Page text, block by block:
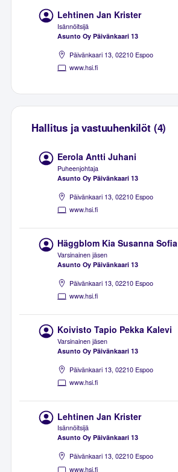
Lehtinen Jan Krister
Isännöitsijä
Asunto Oy Päivänkaari 13
Päivänkaari 13, 02210 Espoo
www.hsi.fi
Hallitus ja vastuuhenkilöt (4)
Eerola Antti Juhani
Puheenjohtaja
Asunto Oy Päivänkaari 13
Päivänkaari 13, 02210 Espoo
www.hsi.fi
Häggblom Kia Susanna Sofia
Varsinainen jäsen
Asunto Oy Päivänkaari 13
Päivänkaari 13, 02210 Espoo
www.hsi.fi
Koivisto Tapio Pekka Kalevi
Varsinainen jäsen
Asunto Oy Päivänkaari 13
Päivänkaari 13, 02210 Espoo
www.hsi.fi
Lehtinen Jan Krister
Isännöitsijä
Asunto Oy Päivänkaari 13
Päivänkaari 13, 02210 Espoo
www.hsi.fi